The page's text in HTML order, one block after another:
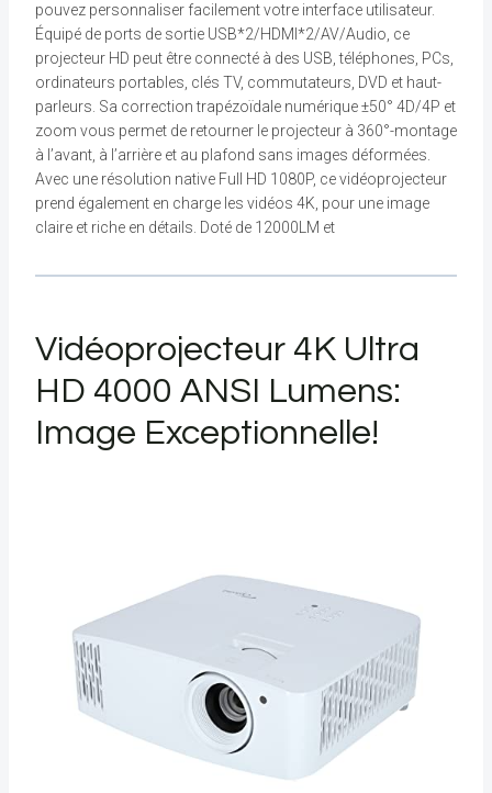
pouvez personnaliser facilement votre interface utilisateur.
Équipé de ports de sortie USB*2/HDMI*2/AV/Audio, ce
projecteur HD peut être connecté à des USB, téléphones, PCs,
ordinateurs portables, clés TV, commutateurs, DVD et haut-
parleurs. Sa correction trapézoïdale numérique ±50° 4D/4P et
zoom vous permet de retourner le projecteur à 360°-montage
à l’avant, à l’arrière et au plafond sans images déformées.
Avec une résolution native Full HD 1080P, ce vidéoprojecteur
prend également en charge les vidéos 4K, pour une image
claire et riche en détails. Doté de 12000LM et
Vidéoprojecteur 4K Ultra
HD 4000 ANSI Lumens:
Image Exceptionnelle!